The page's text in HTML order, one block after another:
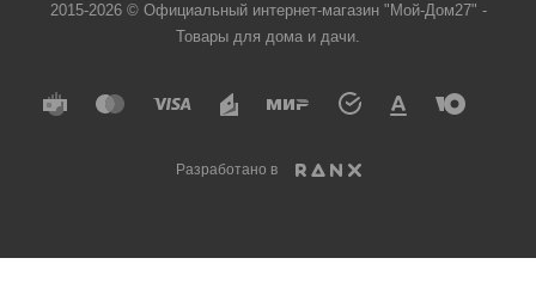
2015-2026 © Официальный интернет-магазин "Мой-Дом27" -
Товары для дома и дачи.
Разработано в